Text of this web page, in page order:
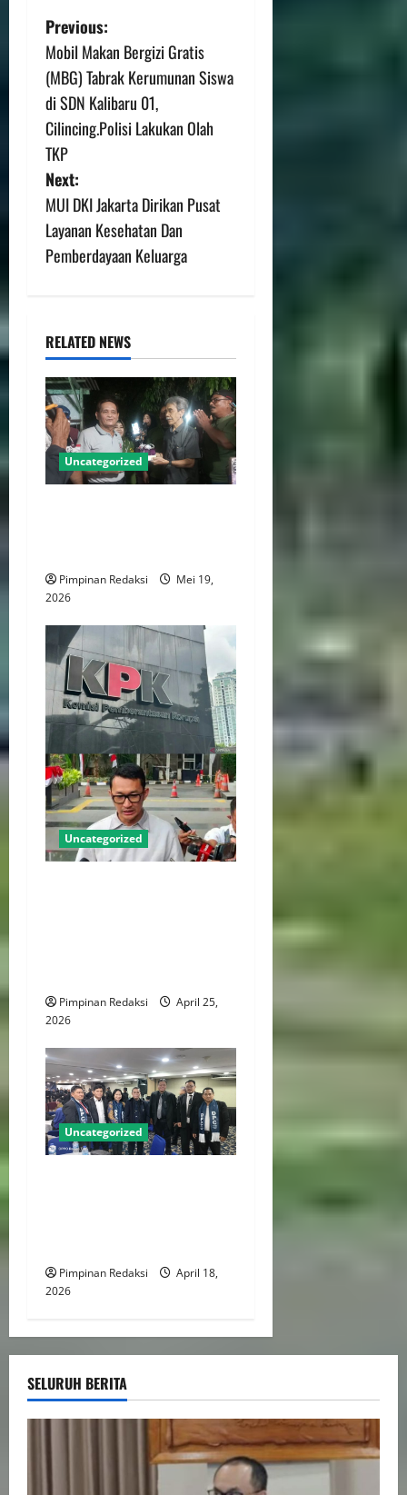
Previous:
Mobil Makan Bergizi Gratis
(MBG) Tabrak Kerumunan Siswa
di SDN Kalibaru 01,
Cilincing.Polisi Lakukan Olah
TKP
Next:
MUI DKI Jakarta Dirikan Pusat
Layanan Kesehatan Dan
Pemberdayaan Keluarga
RELATED NEWS
Uncategorized
Pimpinan Redaksi
Mei 19,
2026
Uncategorized
Pimpinan Redaksi
April 25,
2026
Uncategorized
Pimpinan Redaksi
April 18,
2026
SELURUH BERITA